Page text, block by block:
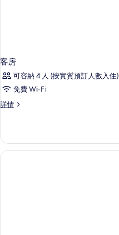
客房
可容納 4 人 (按實質預訂人數入住)
免費 Wi-Fi
詳情
客